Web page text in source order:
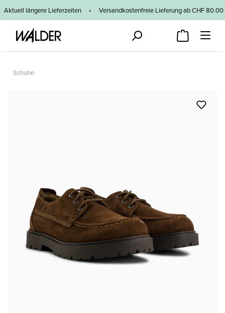
Zum Hauptinhalt springen
Aktuell längere Lieferzeiten • Versandkostenfreie Lieferung ab CHF
Schuhe